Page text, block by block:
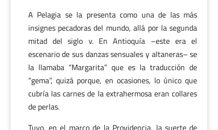
A Pelagia se la presenta como una de las más
insignes pecadoras del mundo, allá por la segunda
mitad del siglo v. En Antioquía –este era el
escenario de sus danzas sensuales y altaneras– se
la llamaba “Margarita” que es la traducción de
“gema”, quizá porque, en ocasiones, lo único que
cubría las carnes de la extrahermosa eran collares
de perlas.
Tuvo, en el marco de la Providencia, la suerte de